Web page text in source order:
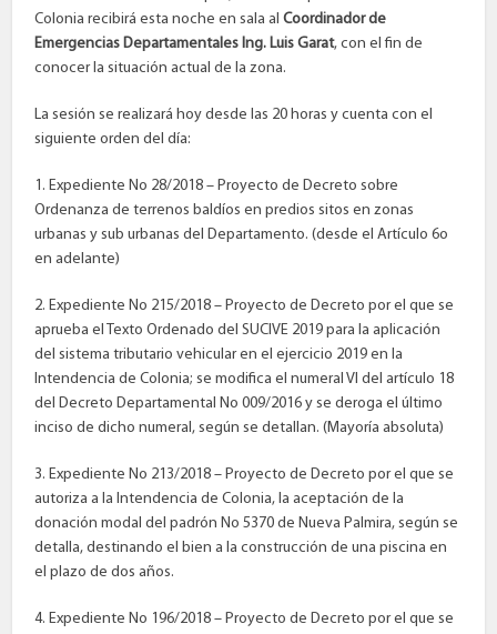
Colonia recibirá esta noche en sala alCoordinador de
Emergencias Departamentales Ing. Luis Garat, con el fin de
conocer la situación actual de la zona.
La sesión se realizará hoy desde las 20 horas y cuenta con el
siguiente orden del día:
1. Expediente No 28/2018 – Proyecto de Decreto sobre
Ordenanza de terrenos baldíos en predios sitos en zonas
urbanas y sub urbanas del Departamento. (desde el Artículo 6o
en adelante)
2. Expediente No 215/2018 – Proyecto de Decreto por el que se
aprueba el Texto Ordenado del SUCIVE 2019 para la aplicación
del sistema tributario vehicular en el ejercicio 2019 en la
Intendencia de Colonia; se modifica el numeral VI del artículo 18
del Decreto Departamental No 009/2016 y se deroga el último
inciso de dicho numeral, según se detallan. (Mayoría absoluta)
3. Expediente No 213/2018 – Proyecto de Decreto por el que se
autoriza a la Intendencia de Colonia, la aceptación de la
donación modal del padrón No 5370 de Nueva Palmira, según se
detalla, destinando el bien a la construcción de una piscina en
el plazo de dos años.
4. Expediente No 196/2018 – Proyecto de Decreto por el que se